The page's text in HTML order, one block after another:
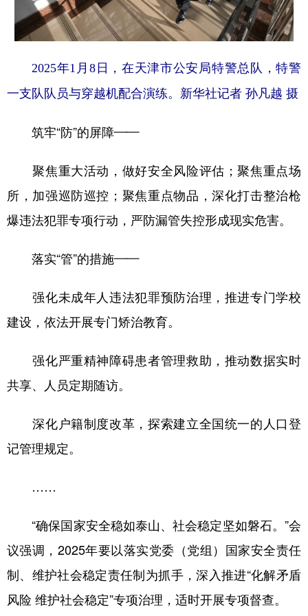
2025年1月8日，在天津市公安局特警总队，特警
一支队队员与穿越机配合演练。新华社记者 孙凡越 摄
筑牢“防”的屏障——
聚焦重大活动，做好安全风险评估；聚焦重点场
所，加强巡防巡控；聚焦重点物品，深化打击整治枪
爆违法犯罪专项行动，严防漏管失控形成现实危害。
落实“管”的措施——
强化未成年人违法犯罪预防治理，推进专门学校
建设，依法开展专门矫治教育。
强化严重精神障碍患者管理救助，推动数据实时
共享、人员定期随访。
深化户籍制度改革，探索建立全国统一的人口登
记管理规定。
“确保国家安全稳如泰山、社会稳定坚如磐石。”会
议强调，2025年要以落实党委（党组）国家安全责任
制、维护社会稳定责任制为抓手，深入推进“化解矛盾
风险 维护社会稳定”专项治理，适时开展专项督查。